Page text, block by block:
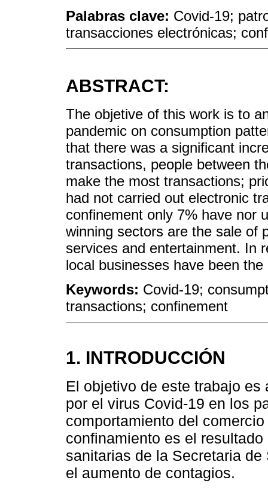
Palabras clave: Covid-19;
transacciones electrónicas;
ABSTRACT:
The objetive of this work is to
pandemic on consumption
that there was a significant
transactions, people between
make the most transactions;
had not carried out electronic
confinement only 7% have nor
winning sectors are the sale of
services and entertainment. In
local businesses have been
Keywords: Covid-19;
transactions; confinement
1. INTRODUCCIÓN
El objetivo de este trabajo
por el virus Covid-19 en los
comportamiento del
confinamiento es el
sanitarias de la Secretaria
el aumento de contagios.